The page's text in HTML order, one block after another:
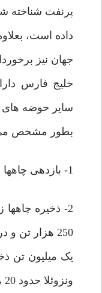
پرنفت شناخته
جهان نیز
خلیج فارس
سایر حوضه های
بطور مشخص می
1- بازدهی چاهها و تولید آن بالاست.
2- ذخیره
250 هزار تن و در بعضی ازآنها تا
یک میلیون تن
ونزوئلا حدود 20 هزار تن و چاه های